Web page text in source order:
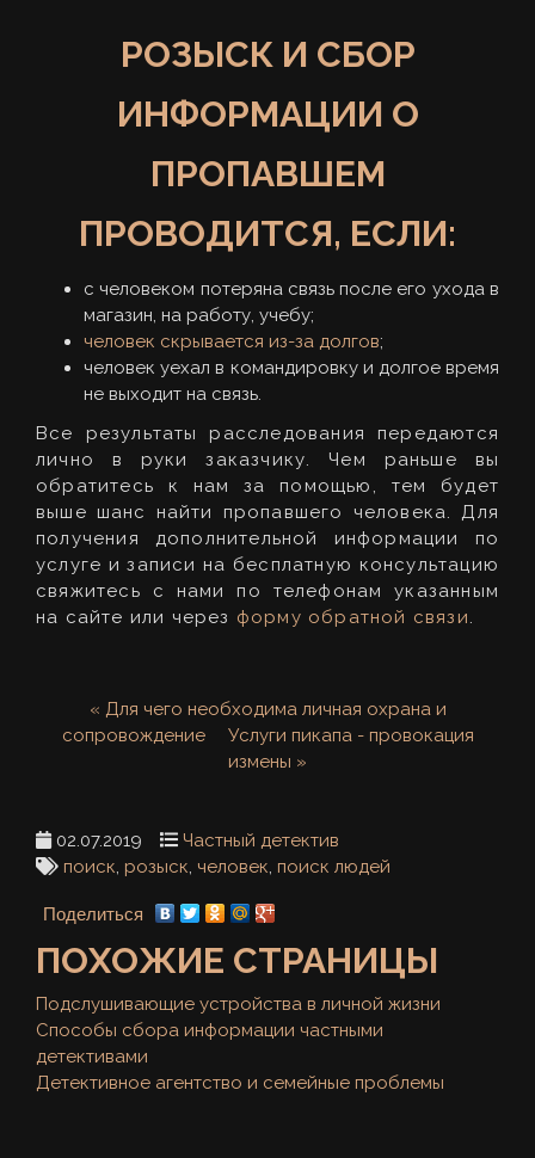
РОЗЫСК И СБОР
ИНФОРМАЦИИ О
ПРОПАВШЕМ
ПРОВОДИТСЯ, ЕСЛИ:
с человеком потеряна связь после его ухода в
магазин, на работу, учебу;
человек скрывается из-за долгов;
человек уехал в командировку и долгое время
не выходит на связь.
Все результаты расследования передаются
лично в руки заказчику. Чем раньше вы
обратитесь к нам за помощью, тем будет
выше шанс найти пропавшего человека. Для
получения дополнительной информации по
услуге и записи на бесплатную консультацию
свяжитесь с нами по телефонам указанным
на сайте или через форму обратной связи
« Для чего необходима личная охрана и
сопровождение
Услуги пикапа - провокация
измены »
02.07.2019
Частный детектив
поиск розыск человек поиск людей
Поделиться
ПОХОЖИЕ СТРАНИЦЫ
Подслушивающие устройства в личной жизни
Способы сбора информации частными
детективами
Детективное агентство и семейные проблемы